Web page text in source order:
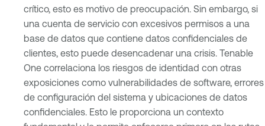
crítico, esto es motivo de preocupación. Sin embargo, si
una cuenta de servicio con excesivos permisos a una
base de datos que contiene datos confidenciales de
clientes, esto puede desencadenar una crisis. Tenable
One correlaciona los riesgos de identidad con otras
exposiciones como vulnerabilidades de software, errores
de configuración del sistema y ubicaciones de datos
confidenciales. Esto le proporciona un contexto